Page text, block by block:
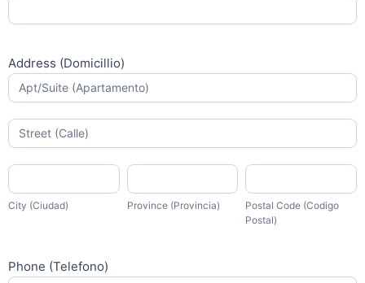
Address (Domicillio)
Address
(Domicillio)
Address
(Domicillio)
City
City (Ciudad)
Province
Province (Provincia)
Postal
(Codigo
Postal)
Postal Code (Codigo
Postal)
Phone (Telefono)